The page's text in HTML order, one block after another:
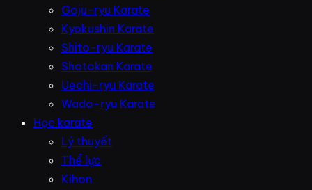
Goju-ryu Karate
Kyokushin Karate
Shito-ryu Karate
Shotokan Karate
Uechi-ryu Karate
Wado-ryu Karate
Học karate
Lý thuyết
Thể lực
Kihon